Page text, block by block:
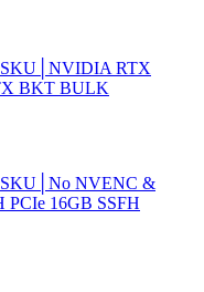
SKU│NVIDIA RTX
BKT BULK
NVENC &
16GB SSFH